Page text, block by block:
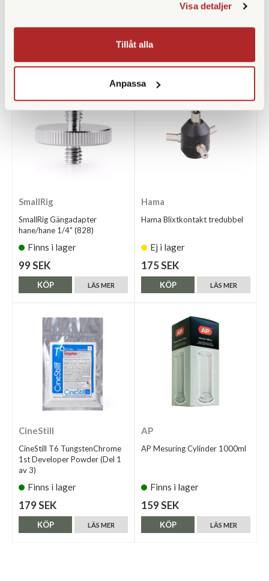
Visa detaljer
Tillåt alla
Anpassa
SmallRig
SmallRig Gängadapter
hane/hane 1/4" (828)
Finns i lager
99 SEK
LÄS MER
KÖP
Hama
Hama Blixtkontakt tredubbel
Ej i lager
175 SEK
LÄS MER
KÖP
CineStill
CineStill T6 TungstenChrome
1st Developer Powder (Del 1
av 3)
Finns i lager
179 SEK
LÄS MER
KÖP
AP
AP Mesuring Cylinder 1000ml
Finns i lager
159 SEK
LÄS MER
KÖP